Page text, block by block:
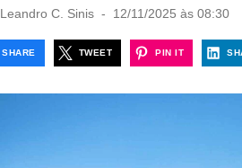
Leandro C. Sinis
P
d
12/11/2025 às 08:30
SHARE TWEET PIN IT